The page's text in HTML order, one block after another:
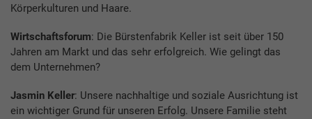
Körperkulturen und Haare.
Wirtschaftsforum: Die Bürstenfabrik Keller ist seit über 150
Jahren am Markt und das sehr erfolgreich. Wie gelingt das
dem Unternehmen?
Jasmin Keller: Unsere nachhaltige und soziale Ausrichtung ist
ein wichtiger Grund für unseren Erfolg. Unsere Familie steht